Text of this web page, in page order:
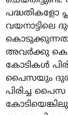
പദ്ധതികളോ
വയനാട്ടിലെ
അവർക്കു
കോടികൾ
പൈസയും
പിരിച്ച